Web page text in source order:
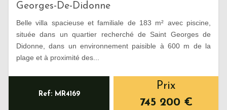
Georges-De-Didonne
Belle villa spacieuse et familiale de 183 m² avec piscine,
située dans un quartier recherché de Saint Georges de
Didonne, dans un environnement paisible à 600 m de la
plage et à proximité des...
Ref: MR4169
Prix
745 200 €